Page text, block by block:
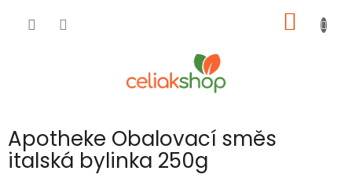
KOŠÍK
Apotheke Obalovací směs
italská bylinka 250g